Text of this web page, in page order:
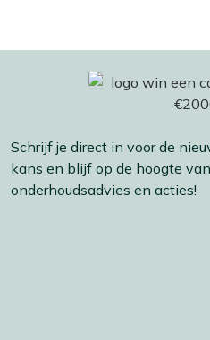
Schrijf je direct in voor de
kans en blijf op de hoogte
onderhoudsadvies en acties!